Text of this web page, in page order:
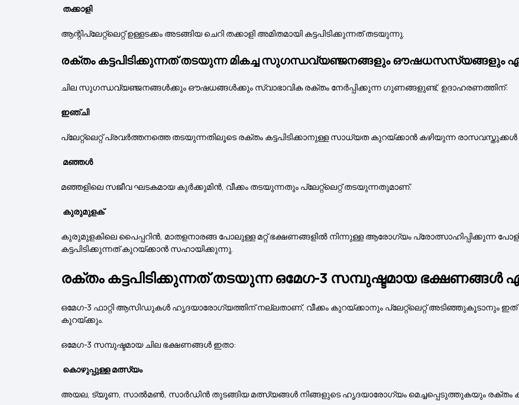
തക്കാളി
ആന്റിപ്ലേറ്റ്‌ലെറ്റ് ഉള്ളടക്കം അടങ്ങിയ ചെറി തക്കാളി അമിതമായി കട്ടപിടിക്കുന്നത് തടയുന്നു.
രക്തം കട്ടപിടിക്കുന്നത് തടയുന്ന മികച്ച സുഗന്ധവ്യഞ്ജനങ്ങളും ഔഷധസസ്യങ്ങളും
ചില സുഗന്ധവ്യഞ്ജനങ്ങൾക്കും ഔഷധങ്ങൾക്കും സ്വാഭാവിക രക്തം നേർപ്പിക്കുന്ന ഗുണങ്ങളുണ്ട്, ഉദാഹരണത്തിന്:
ഇഞ്ചി
പ്ലേറ്റ്‌ലെറ്റ് പ്രവർത്തനത്തെ തടയുന്നതിലൂടെ രക്തം കട്ടപിടിക്കാനുള്ള സാധ്യത കുറയ്ക്കാൻ കഴിയുന്ന
മഞ്ഞൾ
മഞ്ഞളിലെ സജീവ ഘടകമായ കുർക്കുമിൻ, വീക്കം തടയുന്നതും പ്ലേറ്റ്‌ലെറ്റ് തടയുന്നതുമാണ്.
കുരുമുളക്
കുരുമുളകിലെ പൈപ്പറിൻ, മാതളനാരങ്ങ പോലുള്ള മറ്റ് ഭക്ഷണങ്ങളിൽ നിന്നുള്ള ആരോഗ്യം പ്രോത്സാഹിപ്പിക്കുന്ന
കട്ടപിടിക്കുന്നത് കുറയ്ക്കാൻ സഹായിക്കുന്നു.
രക്തം കട്ടപിടിക്കുന്നത് തടയുന്ന ഒമേഗ-3 സമ്പുഷ്ടമായ
ഒമേഗ-3 ഫാറ്റി ആസിഡുകൾ ഹൃദയാരോഗ്യത്തിന് നല്ലതാണ്, വീക്കം കുറയ്ക്കാനും പ്ലേറ്റ്‌ലെറ്റ് അടിഞ്ഞുകൂടാനും ഇത്
കുറയ്ക്കും.
ഒമേഗ-3 സമ്പുഷ്ടമായ ചില ഭക്ഷണങ്ങൾ ഇതാ:
കൊഴുപ്പുള്ള മത്സ്യം
അയല, ട്യൂണ, സാൽമൺ, സാർഡിൻ തുടങ്ങിയ മത്സ്യങ്ങൾ നിങ്ങളുടെ ഹൃദയാരോഗ്യം മെച്ചപ്പെടുത്തുകയും രക്തം